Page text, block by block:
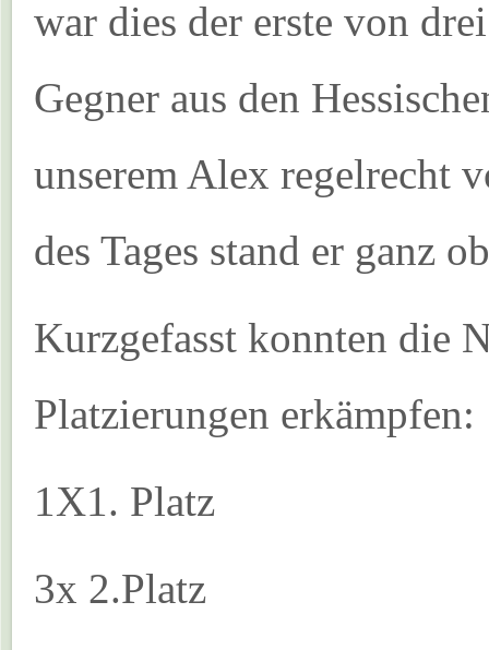
war dies der erste von
Gegner aus den
unserem Alex regelrecht
des Tages stand er ganz
Kurzgefasst konnten die
Platzierungen erkämpfen:
1X1. Platz
3x 2.Platz